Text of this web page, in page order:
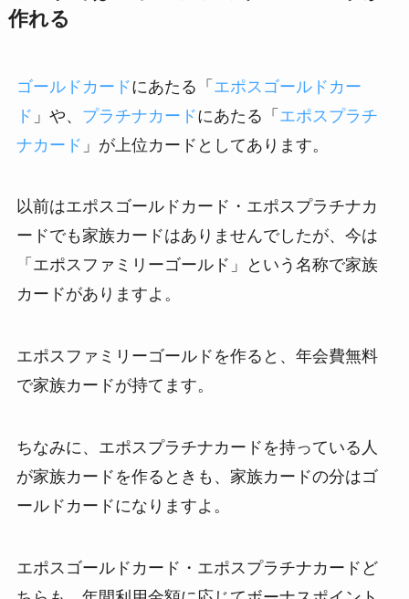
作れる
ゴールドカードにあたる「 エポスゴールドカー
ド 」や、 プラチナカードにあたる「 エポスプラチ
ナカード 」が上位カードとしてあります。
以前はエポスゴールドカード・エポスプラチナカ
ードでも家族カードはありませんでしたが、今は
「エポスファミリーゴールド」という名称で家族
カードがありますよ。
エポスファミリーゴールドを作ると、年会費無料
で家族カードが持てます。
ちなみに、エポスプラチナカードを持っている人
が家族カードを作るときも、家族カードの分はゴ
ールドカードになりますよ。
エポスゴールドカード・エポスプラチナカードど